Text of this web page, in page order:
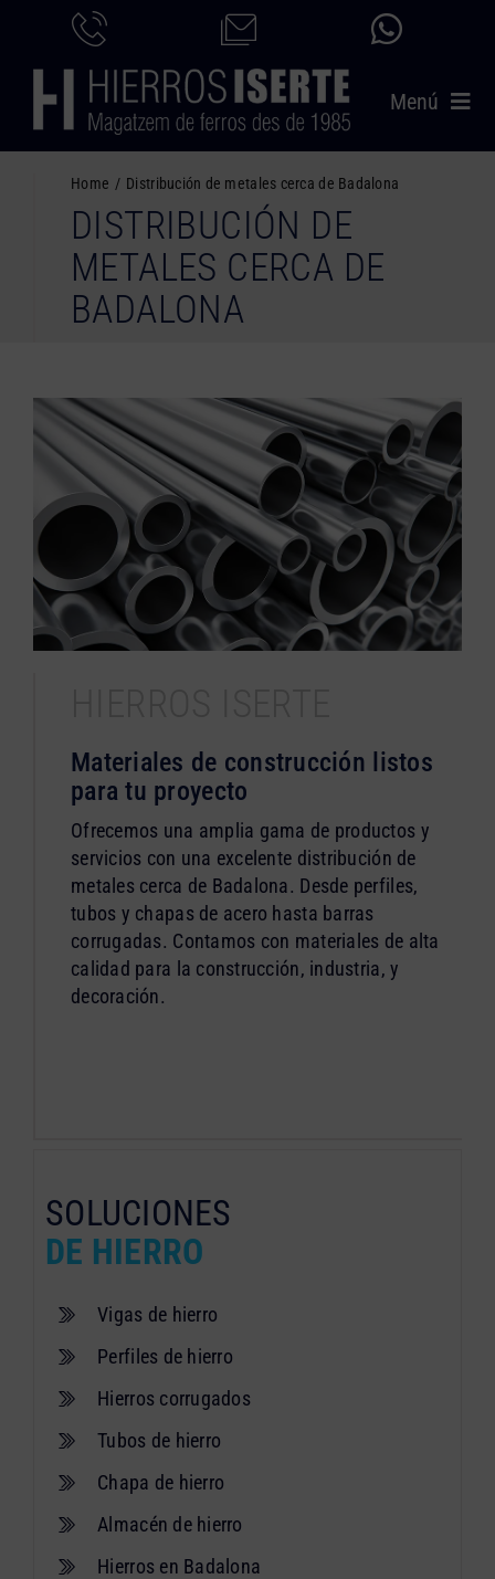
contenido
Menú
PRODUCTOS
SERVICIOS
CATÁLOGO
CONTACTO
Home Distribución de metales cerca de Badalona
DISTRIBUCIÓN DE
METALES CERCA DE
BADALONA
Materiales de construcción listos
para tu proyecto
Ofrecemos una amplia gama de productos y
servicios con una excelente distribución de
metales cerca de Badalona. Desde perfiles,
tubos y chapas de acero hasta barras
corrugadas. Contamos con materiales de alta
calidad para la construcción, industria, y
decoración.
SOLUCIONES
DE HIERRO
Vigas de hierro
Perfiles de hierro
Hierros corrugados
Tubos de hierro
Chapa de hierro
Almacén de hierro
Hierros en Badalona